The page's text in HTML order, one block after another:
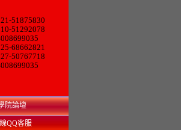
51875830
51292078
68662821
50767718
院論壇
QQ客服